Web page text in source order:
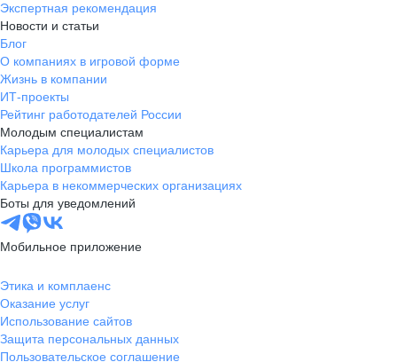
Экспертная рекомендация
Новости и статьи
Блог
О компаниях в игровой форме
Жизнь в компании
ИТ-проекты
Рейтинг работодателей России
Молодым специалистам
Карьера для молодых специалистов
Школа программистов
Карьера в некоммерческих организациях
Боты для уведомлений
Мобильное приложение
Этика и комплаенс
Оказание услуг
Использование сайтов
Защита персональных данных
Пользовательское соглашение